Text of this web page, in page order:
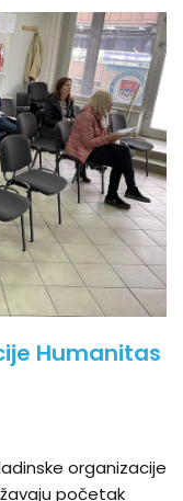
Humanitas
organizacije
početak